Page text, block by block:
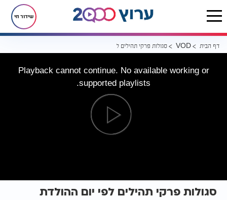
שידור חי
דף הבית VOD סגולות פרקי תהילים לפי יום ההולדת
Playback cannot continue. No available working or
supported playlists.
סגולות פרקי תהילים לפי יום ההולדת